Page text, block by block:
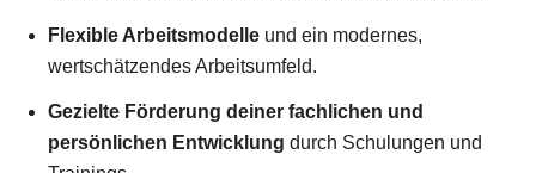
Flexible Arbeitsmodelle und ein modernes,
wertschätzendes Arbeitsumfeld.
Gezielte Förderung deiner fachlichen und
persönlichen Entwicklung durch Schulungen und